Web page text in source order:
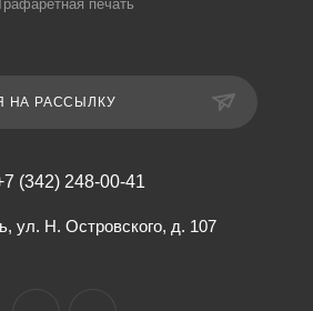
печать
НА РАССЫЛКУ
(342) 248-00-41
ул. Н. Островского, д. 107